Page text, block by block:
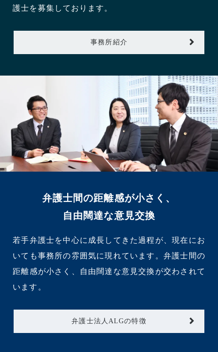
護士を募集しております。
事務所紹介
弁護士間の距離感が小さく、
自由闊達な意見交換
若手弁護士を中心に成長してきた過程が、現在にお
いても事務所の雰囲気に現れています。弁護士間の
距離感が小さく、自由闊達な意見交換が交わされて
います。
弁護士法人ALGの特徴